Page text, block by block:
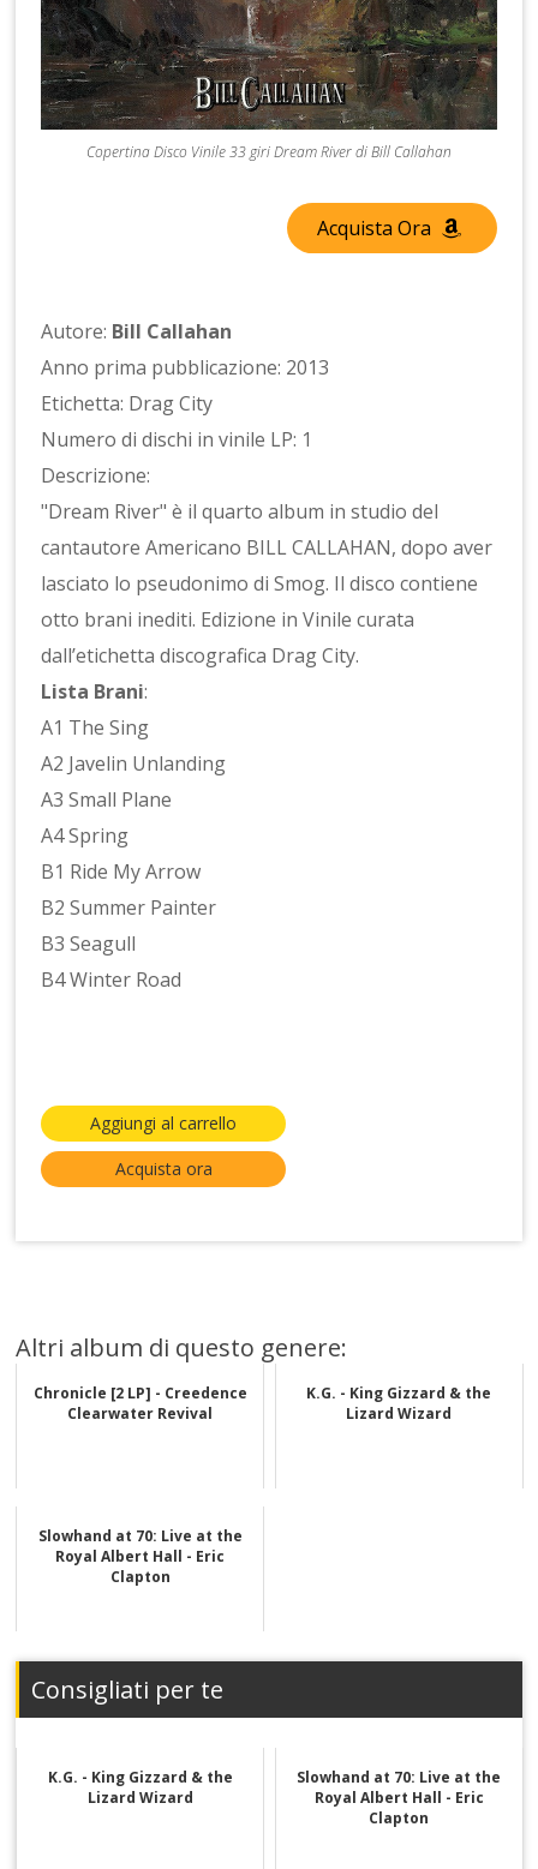
Copertina Disco Vinile 33 giri Dream River di Bill Callahan
Acquista Ora
Autore: Bill Callahan
Anno prima pubblicazione: 2013
Etichetta: Drag City
Numero di dischi in vinile LP: 1
Descrizione:
"Dream River" è il quarto album in studio del
cantautore Americano BILL CALLAHAN, dopo aver
lasciato lo pseudonimo di Smog. Il disco contiene
otto brani inediti. Edizione in Vinile curata
dall’etichetta discografica Drag City.
Lista Brani:
A1 The Sing
A2 Javelin Unlanding
A3 Small Plane
A4 Spring
B1 Ride My Arrow
B2 Summer Painter
B3 Seagull
B4 Winter Road
Aggiungi al carrello
Acquista ora
Altri album di questo genere:
Chronicle [2 LP] - Creedence
Clearwater Revival
K.G. - King Gizzard & the
Lizard Wizard
Slowhand at 70: Live at the
Royal Albert Hall - Eric
Clapton
Consigliati per te
K.G. - King Gizzard & the
Lizard Wizard
Slowhand at 70: Live at the
Royal Albert Hall - Eric
Clapton